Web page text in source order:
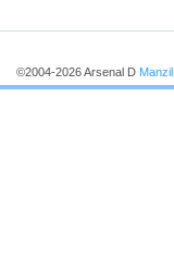
©2004-2026 Arsenal D Manzil